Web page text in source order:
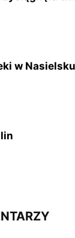
w Nasielsku